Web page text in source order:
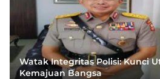
Watak Integritas Polisi: Kunci
Kemajuan Bangsa